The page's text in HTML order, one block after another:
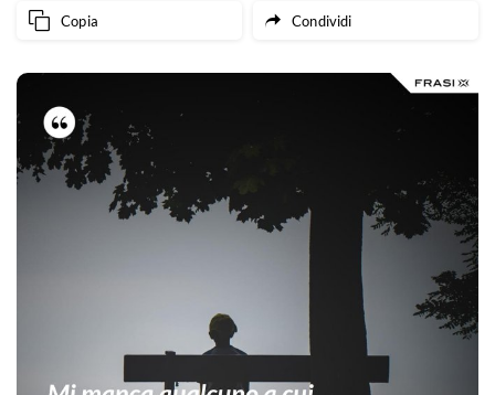
Copia Condividi